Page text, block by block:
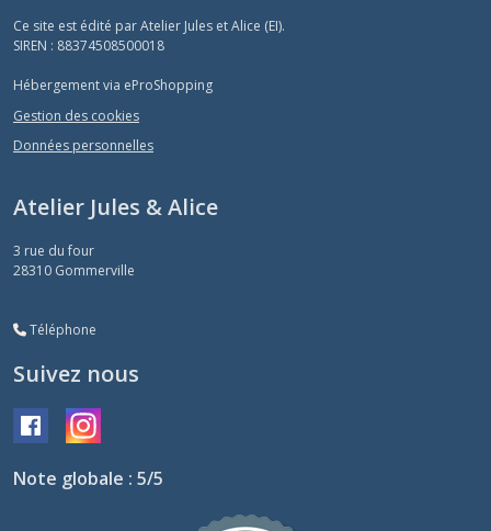
Ce site est édité par Atelier Jules et Alice (EI).
SIREN : 88374508500018
Hébergement via eProShopping
Gestion des cookies
Données personnelles
Atelier Jules & Alice
3 rue du four
28310 Gommerville
Téléphone
Suivez nous
Note globale : 5/5